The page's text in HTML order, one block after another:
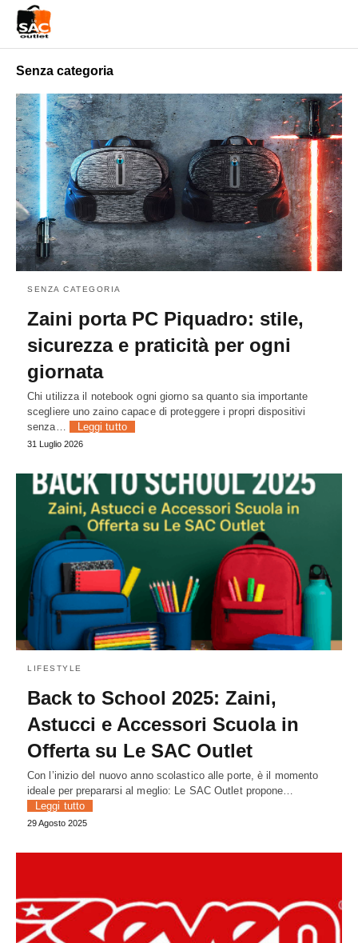
Senza categoria
SENZA CATEGORIA
Zaini porta PC Piquadro: stile,
sicurezza e praticità per ogni
giornata
Chi utilizza il notebook ogni giorno sa quanto sia importante
scegliere uno zaino capace di proteggere i propri dispositivi
senza…
Leggi tutto
31 Luglio 2026
LIFESTYLE
Back to School 2025: Zaini,
Astucci e Accessori Scuola in
Offerta su Le SAC Outlet
Con l’inizio del nuovo anno scolastico alle porte, è il momento
ideale per prepararsi al meglio: Le SAC Outlet propone…
Leggi tutto
29 Agosto 2025